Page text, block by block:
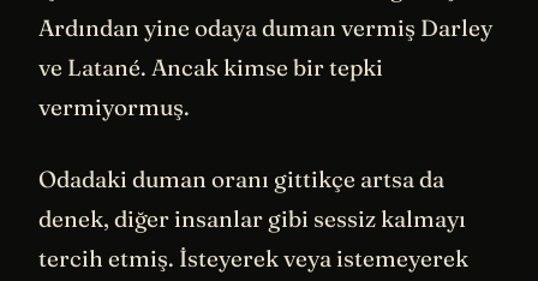
Ardından yine odaya duman vermiş Darley
ve Latané. Ancak kimse bir tepki
vermiyormuş.
Odadaki duman oranı gittikçe artsa da
denek, diğer insanlar gibi sessiz kalmayı
tercih etmiş. İsteyerek veya istemeyerek